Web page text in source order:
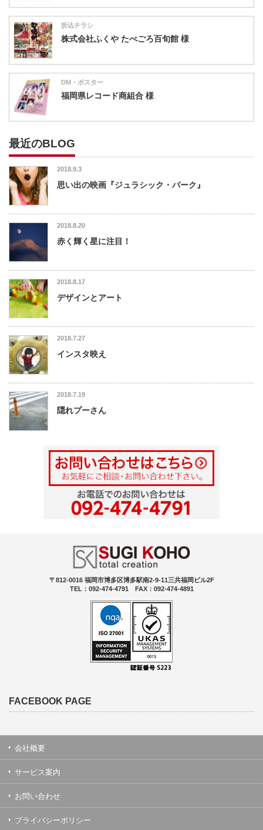
折込チラシ
株式会社ふくや たべごろ百旬館 様
DM・ポスター
福岡県レコード商組合 様
最近のBLOG
2018.9.3
思い出の映画『ジュラシック・パーク』
2018.8.20
赤く輝く星に注目！
2018.8.17
デザインとアート
2018.7.27
インスタ映え
2018.7.19
隠れプーさん
〒812-0016 福岡市博多区博多駅南2-9-11三共福岡ビル2F
TEL：092-474-4791 FAX：092-474-4891
FACEBOOK PAGE
会社概要
サービス案内
お問い合わせ
プライバシーポリシー